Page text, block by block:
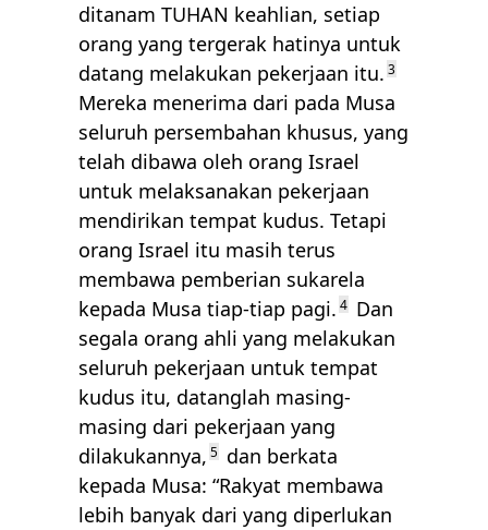
ditanam TUHAN keahlian, setiap
orang yang tergerak hatinya untuk
datang melakukan pekerjaan itu. 3
Mereka menerima dari pada Musa
seluruh persembahan khusus, yang
telah dibawa oleh orang Israel
untuk melaksanakan pekerjaan
mendirikan tempat kudus. Tetapi
orang Israel itu masih terus
membawa pemberian sukarela
kepada Musa tiap-tiap pagi. 4 Dan
segala orang ahli yang melakukan
seluruh pekerjaan untuk tempat
kudus itu, datanglah masing-
masing dari pekerjaan yang
dilakukannya, 5
dan berkata
kepada Musa: “Rakyat membawa
lebih banyak dari yang diperlukan